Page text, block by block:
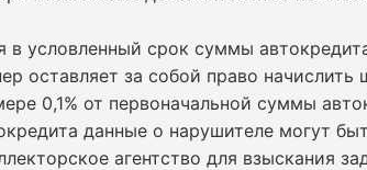
в условленный срок суммы
оставляет за собой право начислить
0,1% от первоначальной суммы
данные о нарушителе могут
агентство для взыскания